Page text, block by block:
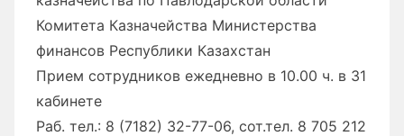
Комитета Казначейства Министерства
финансов Республики Казахстан
Прием сотрудников ежедневно в 10.00 ч. в 31
кабинете
Раб. тел.: 8 (7182) 32-77-06, сот.тел. 8 705 212